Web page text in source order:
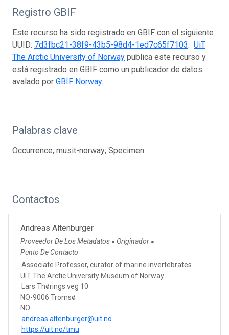
Registro GBIF
Este recurso ha sido registrado en GBIF con el siguiente
UUID: 7d3fbc21-38f9-43b5-98d4-1ed7c65f7103. UiT
The Arctic University of Norway publica este recurso y
está registrado en GBIF como un publicador de datos
avalado por GBIF Norway.
Palabras clave
Occurrence; musit-norway; Specimen
Contactos
Andreas Altenburger
Proveedor De Los Metadatos ● Originador ●
Punto De Contacto
Associate Professor, curator of marine invertebrates
UiT The Arctic University Museum of Norway
Lars Thørings veg 10
NO-9006 Tromsø
NO
andreas.altenburger@uit.no
https://uit.no/tmu